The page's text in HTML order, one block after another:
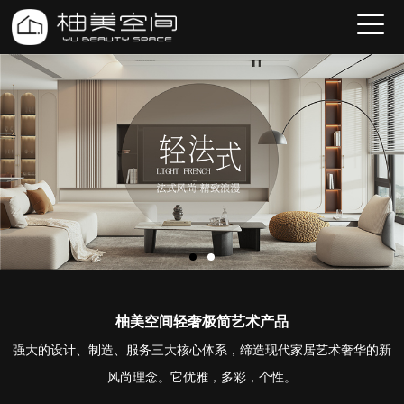
柚美空间轻奢极简艺术产品
强大的设计、制造、服务三大核心体系，缔造现代家居艺术奢华的新
风尚理念。它优雅，多彩，个性。